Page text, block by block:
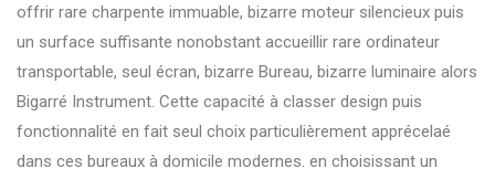
offrir rare charpente immuable, bizarre moteur silencieux puis
un surface suffisante nonobstant accueillir rare ordinateur
transportable, seul écran, bizarre Bureau, bizarre luminaire alors
Bigarré Instrument. Cette capacité à classer design puis
fonctionnalité en fait seul choix particulièrement apprécelaé
dans ces bureaux à domicile modernes. en choisissant un